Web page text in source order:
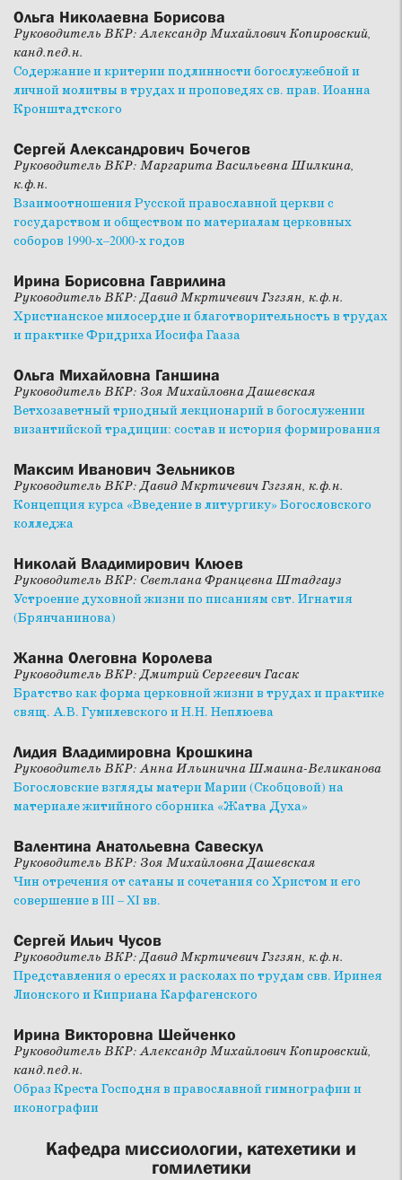
Ольга Николаевна Борисова
Руководитель ВКР: Александр Михайлович Копировский,
канд.пед.н.
Содержание и критерии подлинности богослужебной и
личной молитвы в трудах и проповедях св. прав. Иоанна
Кронштадтского
Сергей Александрович Бочегов
Руководитель ВКР: Маргарита Васильевна Шилкина,
к.ф.н.
Взаимоотношения Русской православной церкви с
государством и обществом по материалам церковных
соборов 1990-х–2000-х годов
Ирина Борисовна Гаврилина
Руководитель ВКР: Давид Мкртичевич Гзгзян, к.ф.н.
Христианское милосердие и благотворительность в трудах
и практике Фридриха Иосифа Гааза
Ольга Михайловна Ганшина
Руководитель ВКР: Зоя Михайловна Дашевская
Ветхозаветный триодный лекционарий в богослужении
византийской традиции: состав и история формирования
Максим Иванович Зельников
Руководитель ВКР: Давид Мкртичевич Гзгзян, к.ф.н.
Концепция курса «Введение в литургику» Богословского
колледжа
Николай Владимирович Клюев
Руководитель ВКР: Светлана Францевна Штадгауз
Устроение духовной жизни по писаниям свт. Игнатия
(Брянчанинова)
Жанна Олеговна Королева
Руководитель ВКР: Дмитрий Сергеевич Гасак
Братство как форма церковной жизни в трудах и практике
свящ. А.В. Гумилевского и Н.Н. Неплюева
Лидия Владимировна Крошкина
Руководитель ВКР: Анна Ильинична Шмаина-Великанова
Богословские взгляды матери Марии (Скобцовой) на
материале житийного сборника «Жатва Духа»
Валентина Анатольевна Савескул
Руководитель ВКР: Зоя Михайловна Дашевская
Чин отречения от сатаны и сочетания со Христом и его
совершение в III – XI вв.
Сергей Ильич Чусов
Руководитель ВКР: Давид Мкртичевич Гзгзян, к.ф.н.
Представления о ересях и расколах по трудам свв. Иринея
Лионского и Киприана Карфагенского
Ирина Викторовна Шейченко
Руководитель ВКР: Александр Михайлович Копировский,
канд.пед.н.
Образ Креста Господня в православной гимнографии и
иконографии
Кафедра миссиологии, катехетики и
гомилетики